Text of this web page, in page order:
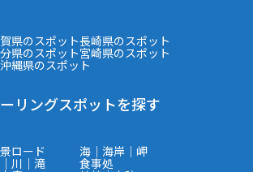
県のスポット長崎県のスポット
県のスポット宮崎県のスポット
沖縄県のスポット
リングスポットを探す
ロード 海｜海岸｜岬
川｜滝 食事処